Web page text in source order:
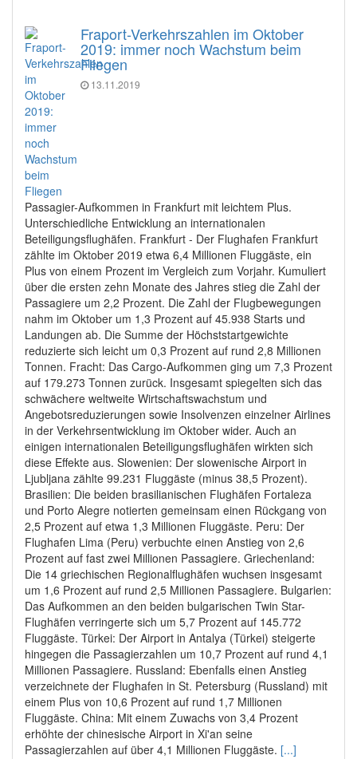
Fraport-Verkehrszahlen im Oktober
2019: immer noch Wachstum beim
Fliegen
13.11.2019
Passagier-Aufkommen in Frankfurt mit leichtem Plus.
Unterschiedliche Entwicklung an internationalen
Beteiligungsflughäfen. Frankfurt - Der Flughafen Frankfurt
zählte im Oktober 2019 etwa 6,4 Millionen Fluggäste, ein
Plus von einem Prozent im Vergleich zum Vorjahr. Kumuliert
über die ersten zehn Monate des Jahres stieg die Zahl der
Passagiere um 2,2 Prozent. Die Zahl der Flugbewegungen
nahm im Oktober um 1,3 Prozent auf 45.938 Starts und
Landungen ab. Die Summe der Höchststartgewichte
reduzierte sich leicht um 0,3 Prozent auf rund 2,8 Millionen
Tonnen. Fracht: Das Cargo-Aufkommen ging um 7,3 Prozent
auf 179.273 Tonnen zurück. Insgesamt spiegelten sich das
schwächere weltweite Wirtschaftswachstum und
Angebotsreduzierungen sowie Insolvenzen einzelner Airlines
in der Verkehrsentwicklung im Oktober wider. Auch an
einigen internationalen Beteiligungsflughäfen wirkten sich
diese Effekte aus. Slowenien: Der slowenische Airport in
Ljubljana zählte 99.231 Fluggäste (minus 38,5 Prozent).
Brasilien: Die beiden brasilianischen Flughäfen Fortaleza
und Porto Alegre notierten gemeinsam einen Rückgang von
2,5 Prozent auf etwa 1,3 Millionen Fluggäste. Peru: Der
Flughafen Lima (Peru) verbuchte einen Anstieg von 2,6
Prozent auf fast zwei Millionen Passagiere. Griechenland:
Die 14 griechischen Regionalflughäfen wuchsen insgesamt
um 1,6 Prozent auf rund 2,5 Millionen Passagiere. Bulgarien:
Das Aufkommen an den beiden bulgarischen Twin Star-
Flughäfen verringerte sich um 5,7 Prozent auf 145.772
Fluggäste. Türkei: Der Airport in Antalya (Türkei) steigerte
hingegen die Passagierzahlen um 10,7 Prozent auf rund 4,1
Millionen Passagiere. Russland: Ebenfalls einen Anstieg
verzeichnete der Flughafen in St. Petersburg (Russland) mit
einem Plus von 10,6 Prozent auf rund 1,7 Millionen
Fluggäste. China: Mit einem Zuwachs von 3,4 Prozent
erhöhte der chinesische Airport in Xi'an seine
Passagierzahlen auf über 4,1 Millionen Fluggäste. [...]